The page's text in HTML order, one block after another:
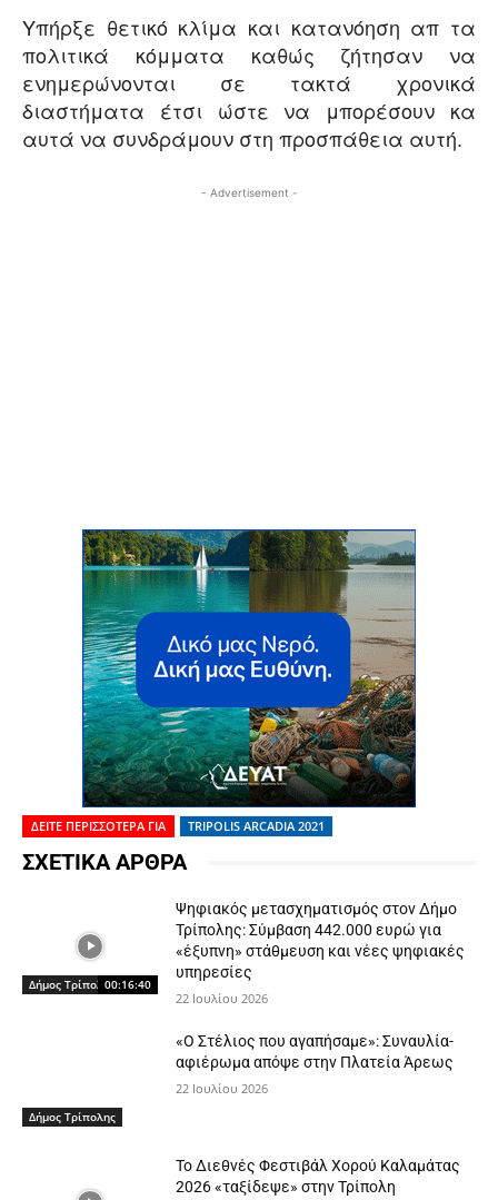
Υπήρξε θετικό κλίμα και κατανόηση απ τα
πολιτικά κόμματα καθώς ζήτησαν να
ενημερώνονται σε τακτά χρονικά
διαστήματα έτσι ώστε να μπορέσουν κα
αυτά να συνδράμουν στη προσπάθεια αυτή.
- Advertisement -
ΔΕΙΤΕ ΠΕΡΙΣΣΟΤΕΡΑ ΓΙΑ TRIPOLIS ARCADIA 2021
ΣΧΕΤΙΚΑ ΑΡΘΡΑ
Δήμος Τρίπολης00:16:40
Ψηφιακός μετασχηματισμός στον Δήμο
Τρίπολης: Σύμβαση 442.000 ευρώ για
«έξυπνη» στάθμευση και νέες ψηφιακές
υπηρεσίες
22 Ιουλίου 2026
Δήμος Τρίπολης
«Ο Στέλιος που αγαπήσαμε»: Συναυλία-
αφιέρωμα απόψε στην Πλατεία Άρεως
22 Ιουλίου 2026
Το Διεθνές Φεστιβάλ Χορού Καλαμάτας
2026 «ταξίδεψε» στην Τρίπολη